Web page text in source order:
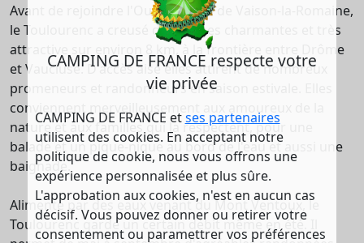
CAMPING DE FRANCE respecte votre
vie privée
CAMPING DE FRANCE etses partenaires
utilisent des cookies. En acceptant notre
politique de cookie, nous vous offrons une
expérience personnalisée et plus sûre.
L'approbation aux cookies, n'est en aucun cas
décisif. Vous pouvez donner ou retirer votre
consentement ou paramettrer vos préférences
Avant de rejoindre l'Ouvèze, près de Vaison-la-Romaine,
le Toulourenc a creusé des gorges charmantes et très
attractive sur environ 8 km, à la frontière entre Drôme
et Vaucluse. D'accès aisé elles attirent de nombreux
promeneurs et randonneurs en saison estivale. Elles
conviennent merveilleusement aux amoureux de la
nature et aux familles qui la respectent, pour une
balade et un pique-nique au bord de l'eau et aussi une
baignade.
Alimenté par des eaux venant du Mont Ventoux, le
Toulourenc garde un certain débit même en été. Il